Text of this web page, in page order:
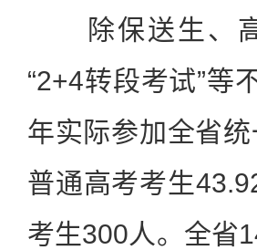
除保送生、高
“2+4转段考试”等
年实际参加全省
普通高考考生
考生300人。全省